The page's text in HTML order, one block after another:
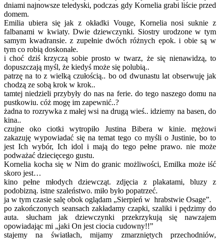
dniami najnowsze teledyski, podczas gdy Kornelia grabi liście przed
domem.
Emilia ubiera się jak z okładki Vouge, Kornelia nosi suknie z
falbanami w kwiaty. Dwie dziewczynki. Siostry urodzone w tym
samym kwadransie. z zupełnie dwóch różnych epok. i obie są w
tym co robią doskonałe.
i choć dziś krzyczą sobie prosto w twarz, że się nienawidzą, to
dopuszczają myśl, że kiedyś może się polubią..
patrzę na to z wielką czułością.. bo od dwunastu lat obserwuję jak
chodzą ze sobą krok w krok..
tamtej niedzieli przybyły do nas na ferie. do tego naszego domu na
pustkowiu. cóż mogę im zapewnić..?
żadna to rozrywka z małej wsi na drugą wieś.. idziemy na basen, do
kina..
czujne oko ciotki wytropiło Justina Bibera w kinie. mężowi
zakazuję wypowiadać się na temat tego co myśli o Justinie, bo to
jest Ich wybór, Ich idol i mają do tego pełne prawo. nie może
podważać dziecięcego gustu.
Kornelia kocha się w Nim do granic możliwości, Emilka może iść
skoro jest…
kino pełne młodych dziewcząt. zdjęcia z plakatami, bluzy z
podobizną. istne szaleństwo. miło było popatrzeć.
ja w tym czasie salę obok oglądam „Sierpień w hrabstwie Osage”.
po zakończonych seansach zakładamy czapki, szaliki i pędzimy do
auta. słucham jak dziewczynki przekrzykują się nawzajem
opowiadając mi „jaki On jest ciocia cudowny!!”
stajemy na światłach, mijamy zmarzniętych przechodniów,